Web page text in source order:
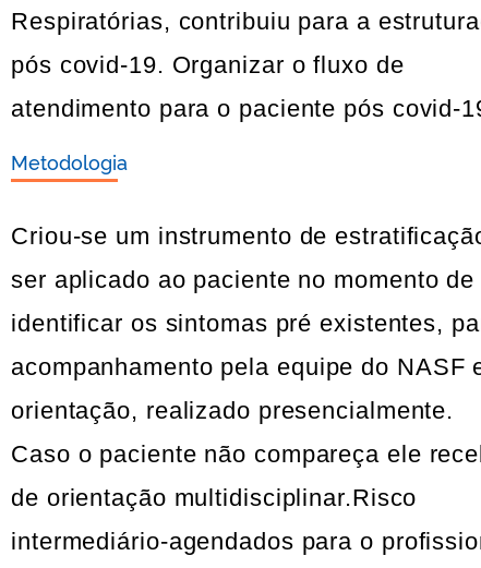
Respiratórias, contribuiu para a
pós covid-19. Organizar o fluxo de
atendimento para o paciente pós covid-
Metodologia
Criou-se um instrumento de
ser aplicado ao paciente no momento
identificar os sintomas pré existentes,
acompanhamento pela equipe do
orientação, realizado presencialmente.
Caso o paciente não compareça ele
de orientação multidisciplinar.Risco
intermediário-agendados para o